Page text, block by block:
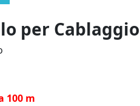
per Cablaggio
100 m